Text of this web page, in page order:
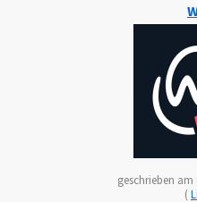
geschrieben am
(